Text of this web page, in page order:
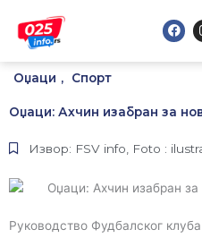
садржај
F
a
e
k
Оџаци , Спорт
Оџаци: Ахчин изабран за
Извор: FSV info, Foto :
Руководство Фудбалског